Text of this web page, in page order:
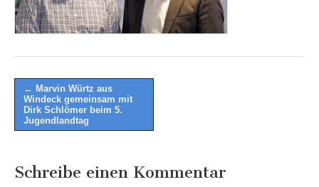
Post
navigation
← Marvin Würtz aus
Windeck gemeinsam mit
Dirk Schlömer beim 5.
Jugendlandtag
Schreibe einen Kommentar